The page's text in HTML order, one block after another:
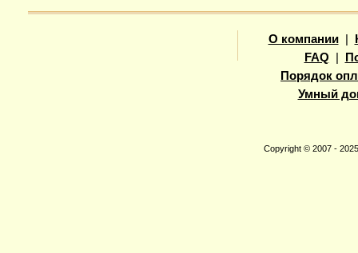
О компании|
FAQ
Порядок
Умный
Copyright © 2007 -